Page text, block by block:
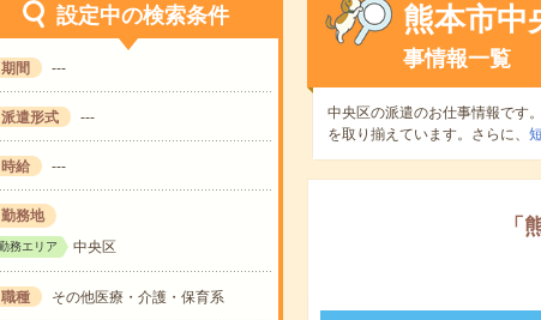
設定中の検索条件
期間 ---
派遣形式 ---
時給 ---
勤務地
務エリア 中央区
職種 その他医療・介護・保育系
熊本市中
事情報一覧
中央区の派遣のお仕事情報です
を取り揃えています。さらに、
「